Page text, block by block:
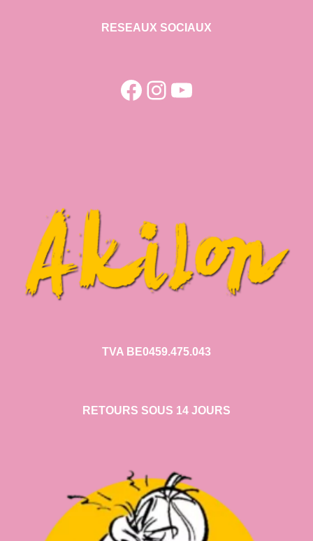
RESEAUX SOCIAUX
Facebook
Instagram
YouTube
TVA BE0459.475.043
RETOURS SOUS 14 JOURS